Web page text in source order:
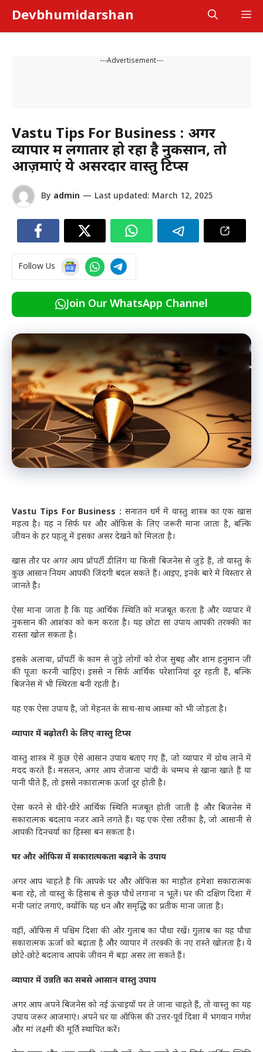
content
Devbhumidarshan
---Advertisement---
Vastu Tips For Business : अगर
व्यापार में लगातार हो रहा है नुकसान, तो
आज़माएं ये असरदार वास्तु टिप्स
By admin — Last updated: March 12, 2025
Follow Us
Join Our WhatsApp Channel
Vastu Tips For Business : सनातन धर्म में वास्तु शास्त्र का एक खास
महत्व है। यह न सिर्फ घर और ऑफिस के लिए जरूरी माना जाता है, बल्कि
जीवन के हर पहलू में इसका असर देखने को मिलता है।
खास तौर पर अगर आप प्रॉपर्टी डीलिंग या किसी बिजनेस से जुड़े हैं, तो वास्तु के
कुछ आसान नियम आपकी जिंदगी बदल सकते हैं। आइए, इनके बारे में विस्तार से
जानते हैं।
ऐसा माना जाता है कि यह आर्थिक स्थिति को मजबूत करता है और व्यापार में
नुकसान की आशंका को कम करता है। यह छोटा सा उपाय आपकी तरक्की का
रास्ता खोल सकता है।
इसके अलावा, प्रॉपर्टी के काम से जुड़े लोगों को रोज सुबह और शाम हनुमान जी
की पूजा करनी चाहिए। इससे न सिर्फ आर्थिक परेशानियां दूर रहती हैं, बल्कि
बिजनेस में भी स्थिरता बनी रहती है।
यह एक ऐसा उपाय है, जो मेहनत के साथ-साथ आस्था को भी जोड़ता है।
व्यापार में बढ़ोतरी के लिए वास्तु टिप्स
वास्तु शास्त्र में कुछ ऐसे आसान उपाय बताए गए हैं, जो व्यापार में ग्रोथ लाने में
मदद करते हैं। मसलन, अगर आप रोजाना चांदी के चम्मच से खाना खाते हैं या
पानी पीते हैं, तो इससे नकारात्मक ऊर्जा दूर होती है।
ऐसा करने से धीरे-धीरे आर्थिक स्थिति मजबूत होती जाती है और बिजनेस में
सकारात्मक बदलाव नजर आने लगते हैं। यह एक ऐसा तरीका है, जो आसानी से
आपकी दिनचर्या का हिस्सा बन सकता है।
घर और ऑफिस में सकारात्मकता बढ़ाने के उपाय
अगर आप चाहते हैं कि आपके घर और ऑफिस का माहौल हमेशा सकारात्मक
बना रहे, तो वास्तु के हिसाब से कुछ पौधे लगाना न भूलें। घर की दक्षिण दिशा में
मनी प्लांट लगाएं, क्योंकि यह धन और समृद्धि का प्रतीक माना जाता है।
वहीं, ऑफिस में पश्चिम दिशा की ओर गुलाब का पौधा रखें। गुलाब का यह पौधा
सकारात्मक ऊर्जा को बढ़ाता है और व्यापार में तरक्की के नए रास्ते खोलता है। ये
छोटे-छोटे बदलाव आपके जीवन में बड़ा असर ला सकते हैं।
व्यापार में उन्नति का सबसे आसान वास्तु उपाय
अगर आप अपने बिजनेस को नई ऊंचाइयों पर ले जाना चाहते हैं, तो वास्तु का यह
उपाय जरूर आजमाएं। अपने घर या ऑफिस की उत्तर-पूर्व दिशा में भगवान गणेश
और मां लक्ष्मी की मूर्ति स्थापित करें।